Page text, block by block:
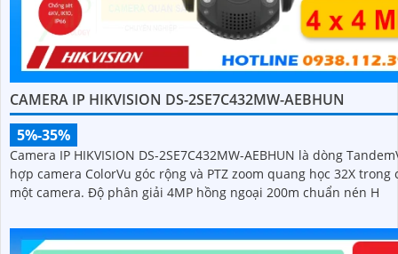
CAMERA IP HIKVISION DS-2SE7C432MW-AEBHUN
5%-35%
Camera IP HIKVISION DS-2SE7C432MW-AEBHUN là dòng
hợp camera ColorVu góc rộng và PTZ zoom quang học 32X trong
một camera. Độ phân giải 4MP hồng ngoại 200m chuẩn nén H